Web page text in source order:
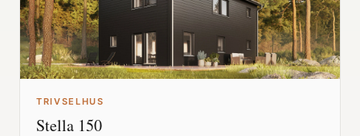
TRIVSELHUS
Stella 150